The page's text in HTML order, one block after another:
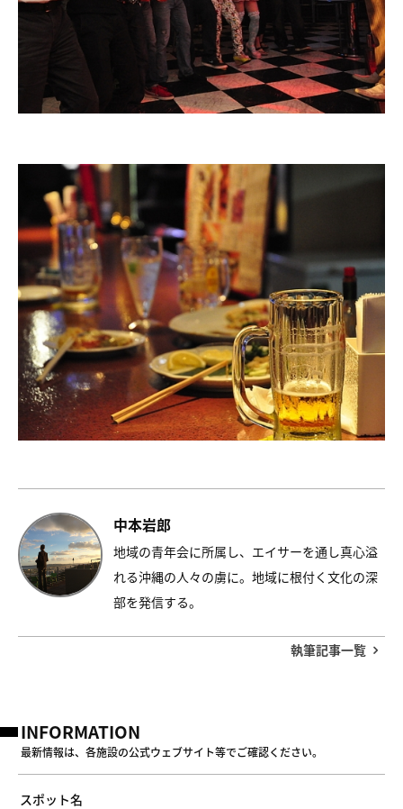
中本岩郎
地域の青年会に所属し、エイサーを通し真心溢
れる沖縄の人々の虜に。地域に根付く文化の深
部を発信する。
執筆記事一覧
INFORMATION
最新情報は、各施設の公式ウェブサイト等でご確認ください。
スポット名